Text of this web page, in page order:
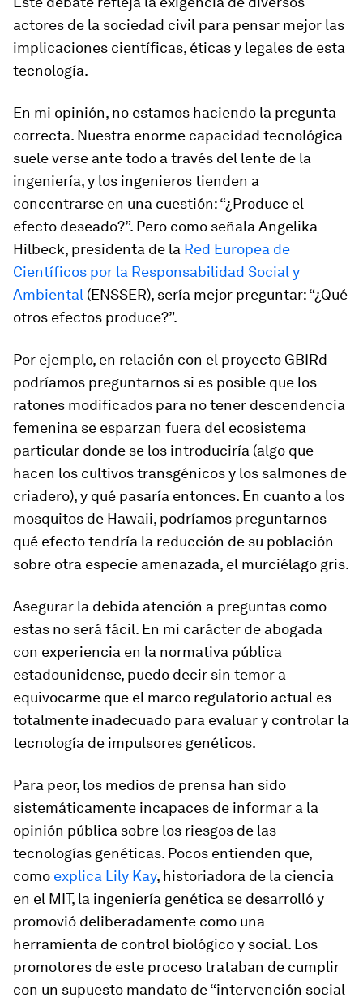
actores de la sociedad civil para pensar mejor las
implicaciones científicas, éticas y legales de esta
tecnología.
En mi opinión, no estamos haciendo la pregunta
correcta. Nuestra enorme capacidad tecnológica
suele verse ante todo a través del lente de la
ingeniería, y los ingenieros tienden a
concentrarse en una cuestión: “¿Produce el
efecto deseado?”. Pero como señala Angelika
Hilbeck, presidenta de la Red Europea de
Científicos por la Responsabilidad Social y
Ambiental (ENSSER), sería mejor preguntar: “¿Qué
otros efectos produce?”.
Por ejemplo, en relación con el proyecto GBIRd
podríamos preguntarnos si es posible que los
ratones modificados para no tener descendencia
femenina se esparzan fuera del ecosistema
particular donde se los introduciría (algo que
hacen los cultivos transgénicos y los salmones de
criadero), y qué pasaría entonces. En cuanto a los
mosquitos de Hawaii, podríamos preguntarnos
qué efecto tendría la reducción de su población
sobre otra especie amenazada, el murciélago gris.
Asegurar la debida atención a preguntas como
estas no será fácil. En mi carácter de abogada
con experiencia en la normativa pública
estadounidense, puedo decir sin temor a
equivocarme que el marco regulatorio actual es
totalmente inadecuado para evaluar y controlar la
tecnología de impulsores genéticos.
Para peor, los medios de prensa han sido
sistemáticamente incapaces de informar a la
opinión pública sobre los riesgos de las
tecnologías genéticas. Pocos entienden que,
como explica Lily Kay, historiadora de la ciencia
en el MIT, la ingeniería genética se desarrolló y
promovió deliberadamente como una
herramienta de control biológico y social. Los
promotores de este proceso trataban de cumplir
con un supuesto mandato de “intervención social